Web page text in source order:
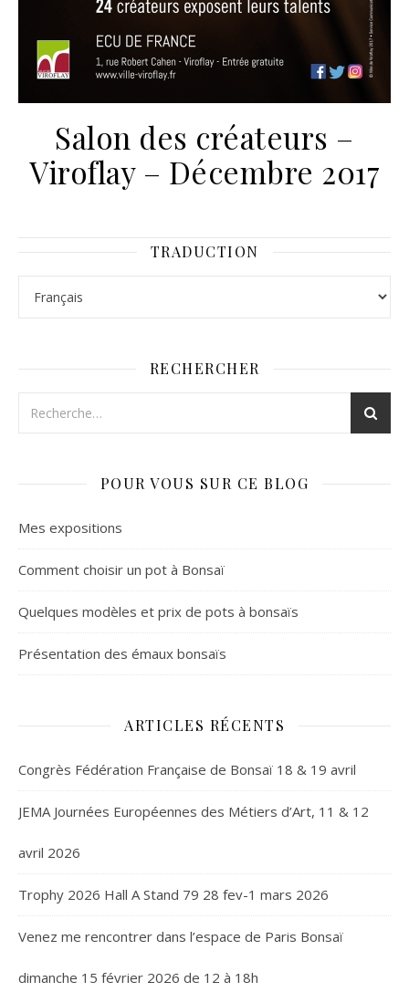
Salon des créateurs –
Viroflay – Décembre 2017
TRADUCTION
RECHERCHER
POUR VOUS SUR CE BLOG
Mes expositions
Comment choisir un pot à Bonsaï
Quelques modèles et prix de pots à bonsaïs
Présentation des émaux bonsaïs
ARTICLES RÉCENTS
Congrès Fédération Française de Bonsaï 18 & 19 avril
JEMA Journées Européennes des Métiers d’Art, 11 & 12
avril 2026
Trophy 2026 Hall A Stand 79 28 fev-1 mars 2026
Venez me rencontrer dans l’espace de Paris Bonsaï
dimanche 15 février 2026 de 12 à 18h